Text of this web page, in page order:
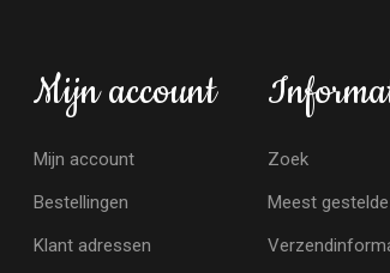
Mijn account
Mijn account
Bestellingen
Klant adressen
Zoek
Meest